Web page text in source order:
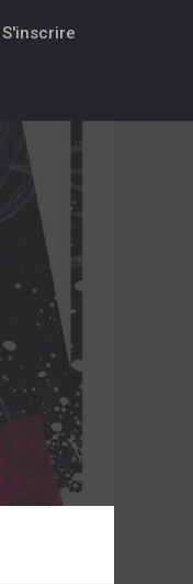
S'inscrire